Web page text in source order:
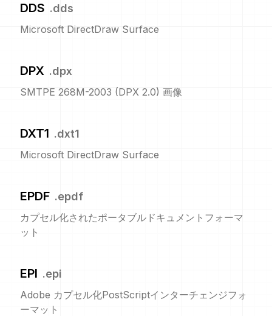
DDS .dds
Microsoft DirectDraw Surface
DPX .dpx
SMTPE 268M-2003 (DPX 2.0) 画像
DXT1 .dxt1
Microsoft DirectDraw Surface
EPDF .epdf
カプセル化されたポータブルドキュメントフォーマ
ット
EPI .epi
Adobe カプセル化PostScriptインターチェンジフォ
ーマット